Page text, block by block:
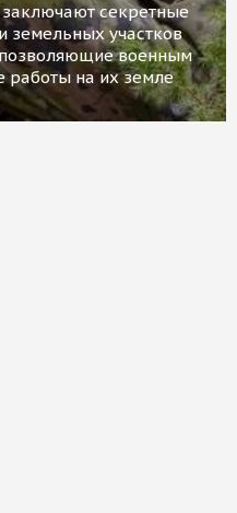
секретные
земельных участков
военным
работы на их земле